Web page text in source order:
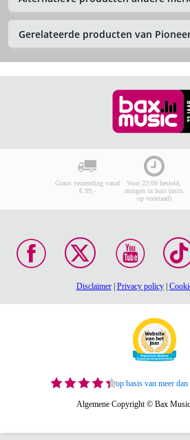
Gerelateerde producten van
Gratis verzending vanaf
€ 99,-
Voor 23:00 besteld,
morgen in huis (mits
op voorraad)
Disclaimer| Privacy policy|
op basis van meer
Algemene Copyright © Bax